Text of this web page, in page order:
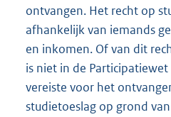
ontvangen. Het recht op
afhankelijk van iemands
en inkomen. Of van dit
is niet in de
vereiste voor het
studietoeslag op grond